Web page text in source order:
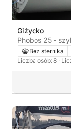
Giżycko
Phobos 25 -
Bez sternika
Liczba osób: 8 ·